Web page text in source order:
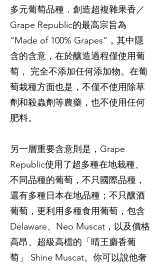
多元葡萄品種．創造超複雜果香／
Grape Republic的最高宗旨為
“Made of 100% Grapes”，其中隱
含的含意，在於釀造過程僅使用葡
萄， 完全不添加任何添加物。在葡
萄栽種方面也是，不僅不使用除草
劑和殺蟲劑等農藥，也不使用任何
肥料。
另一層重要含意則是，Grape
Republic使用了超多種在地栽種、
不同品種的葡萄，不只國際品種，
還有多種日本在地品種；不只釀酒
葡萄，更利用多種食用葡萄，包含
Delaware、Neo Muscat，以及價格
高昂、超級高檔的「晴王麝香葡
萄」 Shine Muscat。你可以說他奢